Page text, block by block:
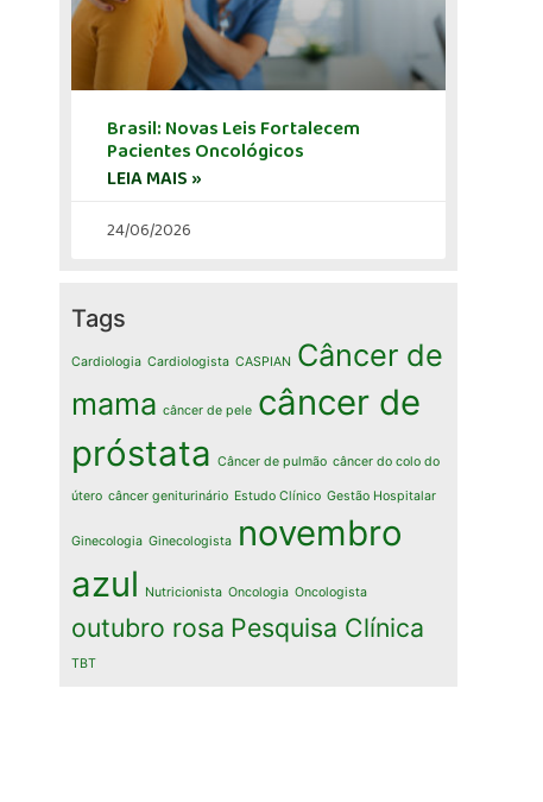
Brasil: Novas Leis Fortalecem
Pacientes Oncológicos
LEIA MAIS »
24/06/2026
Tags
Cardiologia Cardiologista CASPIAN Câncer de
mama câncer de pele câncer de
próstata Câncer de pulmão câncer do colo do
útero câncer geniturinário Estudo Clínico Gestão Hospitalar
Ginecologia Ginecologista novembro
azul
Nutricionista Oncologia Oncologista
outubro rosa Pesquisa Clínica
TBT